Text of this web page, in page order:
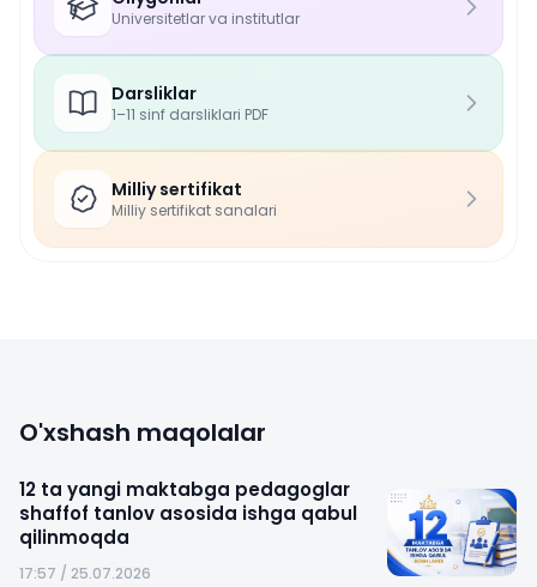
Universitetlar va institutlar
Darsliklar
1–11 sinf darsliklari PDF
Milliy sertifikat
Milliy sertifikat sanalari
O'xshash maqolalar
12 ta yangi maktabga pedagoglar
shaffof tanlov asosida ishga qabul
qilinmoqda
17:57 / 25.07.2026